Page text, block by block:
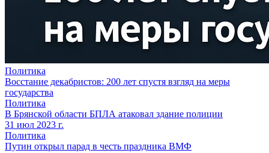
Политика
Восстание декабристов: 200 лет спустя взгляд на меры
государства
Политика
В Брянской области БПЛА атаковал здание полиции
31 июл 2023 г.
Политика
Путин открыл парад в честь праздника ВМФ